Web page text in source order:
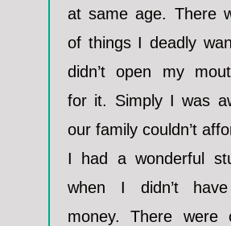
at same age. There
of things I deadly
didn’t open my
for it. Simply I was
our family couldn’t
I had a wonderful
when I didn’t
money. There were